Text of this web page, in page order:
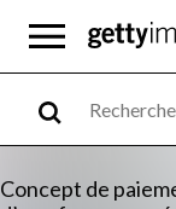
Concept de